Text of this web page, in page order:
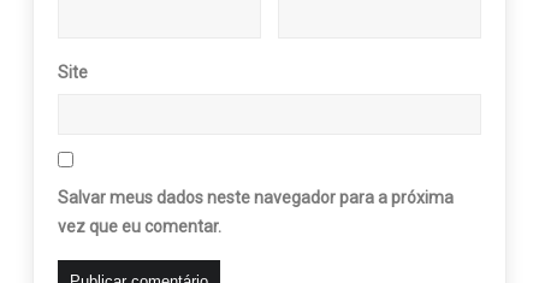
Site
Salvar meus dados neste navegador para a próxima
vez que eu comentar.